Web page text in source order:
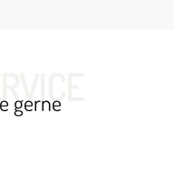
gerne